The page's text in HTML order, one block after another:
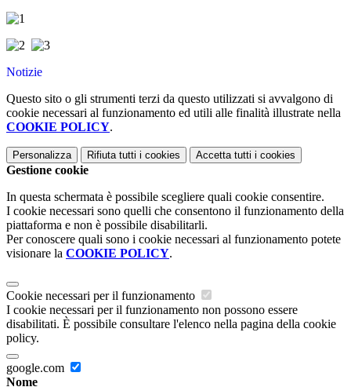
Notizie
Questo sito o gli strumenti terzi da questo utilizzati si avvalgono di
cookie necessari al funzionamento ed utili alle finalità illustrate nella
COOKIE POLICY.
Personalizza Rifiuta tutti i cookies Accetta tutti i cookies
Gestione cookie
In questa schermata è possibile scegliere quali cookie consentire.
I cookie necessari sono quelli che consentono il funzionamento della
piattaforma e non è possibile disabilitarli.
Per conoscere quali sono i cookie necessari al funzionamento potete
visionare la COOKIE POLICY.
Cookie necessari per il funzionamento
I cookie necessari per il funzionamento non possono essere
disabilitati. È possibile consultare l'elenco nella pagina della cookie
policy.
google.com
Nome